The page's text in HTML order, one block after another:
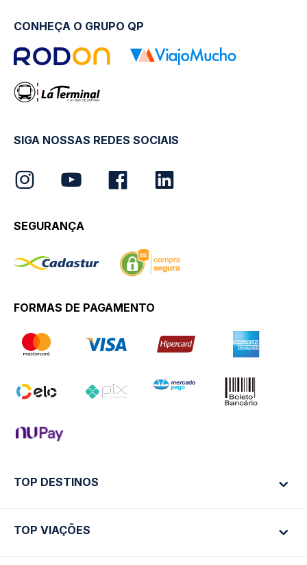
CONHEÇA O GRUPO QP
SIGA NOSSAS REDES SOCIAIS
SEGURANÇA
FORMAS DE PAGAMENTO
TOP DESTINOS
Ônibus Rio de Janeiro
TOP VIAÇÕES